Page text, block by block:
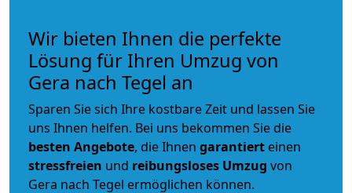
Wir bieten Ihnen die perfekte
Lösung für Ihren Umzug von
Gera nach Tegel an
Sparen Sie sich Ihre kostbare Zeit und lassen Sie
uns Ihnen helfen. Bei uns bekommen Sie die
besten Angebote, die Ihnen garantiert einen
stressfreien und reibungsloses Umzug von
Gera nach Tegel ermöglichen können.